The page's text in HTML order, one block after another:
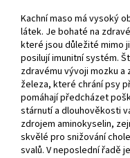
Kachní maso má vysoký
látek. Je bohaté na
které jsou důležité mimo
posilují imunitní systém.
zdravému vývoji mozku a
železa, které chrání psy
pomáhají předcházet
stárnutí a dlouhověkosti
zdrojem aminokyselin,
skvělé pro snižování
svalů. V neposlední řadě